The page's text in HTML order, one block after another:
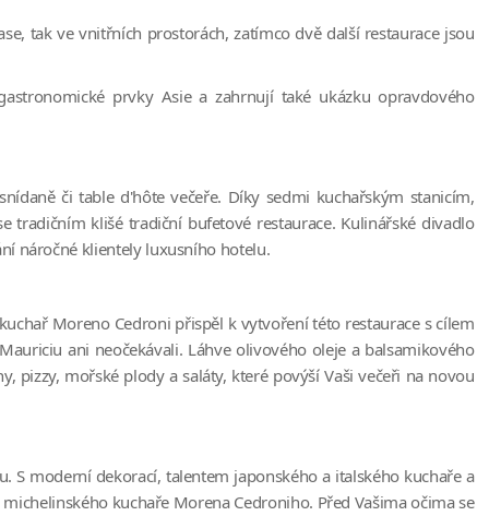
tak ve vnitřních prostorách, zatímco dvě další restaurace jsou
prvky Asie a zahrnují také ukázku opravdového
či table d'hôte večeře. Díky sedmi kuchařským stanicím,
klišé tradiční bufetové restaurace. Kulinářské divadlo
náročné klientely luxusního hotelu.
Moreno Cedroni přispěl k vytvoření této restaurace s cílem
ani neočekávali. Láhve olivového oleje a balsamikového
pizzy, mořské plody a saláty, které povýší Vaši večeři na novou
S moderní dekorací, talentem japonského a italského kuchaře a
kuchaře Morena Cedroniho. Před Vašima očima se